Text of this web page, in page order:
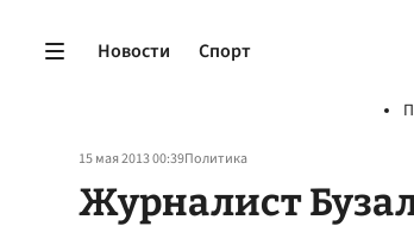
Новости Спорт
15 мая 2013 00:39Политика
Журналист